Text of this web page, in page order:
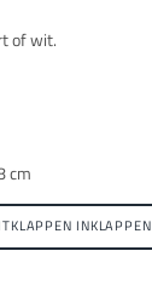
of wit.
cm
INKLAPPEN